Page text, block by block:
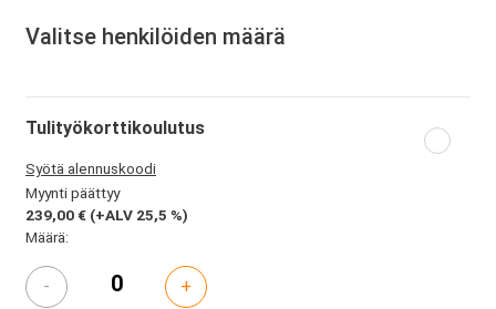
Valitse henkilöiden määrä
Tulityökorttikoulutus
Syötä alennuskoodi
Myynti päättyy
239,00 € (+ALV 25,5 %)
Määrä:
- +